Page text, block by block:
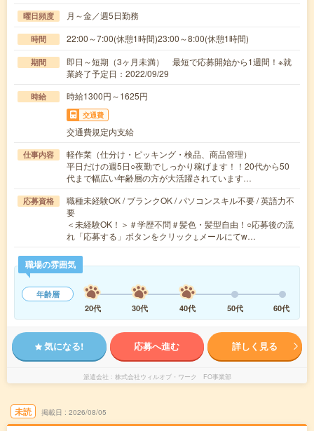
曜日頻度 月～金／週5日勤務
時間 22:00～7:00(休憩1時間)23:00～8:00(休憩1時間)
期間
即日～短期（3ヶ月未満） 最短で応募開始から1週間！※就
業終了予定日：2022/09/29
時給 時給1300円～1625円
交通費
交通費規定内支給
仕事内容
軽作業（仕分け・ピッキング・検品、商品管理）
平日だけの週5日○夜勤でしっかり稼げます！！20代から50
代まで幅広い年齢層の方が大活躍されています…
応募資格
職種未経験OK / ブランクOK / パソコンスキル不要 / 英語力不
要
＜未経験OK！＞＃学歴不問＃髪色・髪型自由！○応募後の流
れ「応募する」ボタンをクリック↓メールにてw…
職場の雰囲気
年齢層
20代
30代 40代 50代 60代
気になる! 応募へ進む 詳しく見る
派遣会社 株式会社ウィルオブ・ワーク FO事業部
未読 掲載日 2026/08/05